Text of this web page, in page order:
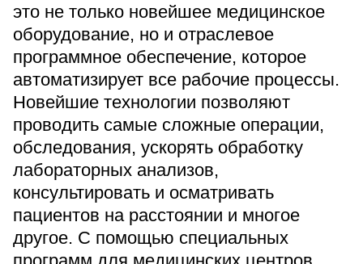
это не только новейшее медицинское
оборудование, но и отраслевое
программное обеспечение, которое
автоматизирует все рабочие процессы.
Новейшие технологии позволяют
проводить самые сложные операции,
обследования, ускорять обработку
лабораторных анализов,
консультировать и осматривать
пациентов на расстоянии и многое
другое. С помощью специальных